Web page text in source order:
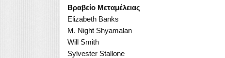
Βραβείο Μεταμέλειας
Elizabeth Banks
M. Night Shyamalan
Will Smith
Sylvester Stallone